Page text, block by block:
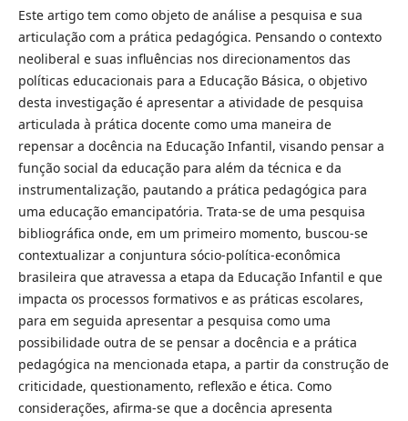
Este artigo tem como objeto de análise a pesquisa e sua
articulação com a prática pedagógica. Pensando o contexto
neoliberal e suas influências nos direcionamentos das
políticas educacionais para a Educação Básica, o objetivo
desta investigação é apresentar a atividade de pesquisa
articulada à prática docente como uma maneira de
repensar a docência na Educação Infantil, visando pensar a
função social da educação para além da técnica e da
instrumentalização, pautando a prática pedagógica para
uma educação emancipatória. Trata-se de uma pesquisa
bibliográfica onde, em um primeiro momento, buscou-se
contextualizar a conjuntura sócio-política-econômica
brasileira que atravessa a etapa da Educação Infantil e que
impacta os processos formativos e as práticas escolares,
para em seguida apresentar a pesquisa como uma
possibilidade outra de se pensar a docência e a prática
pedagógica na mencionada etapa, a partir da construção de
criticidade, questionamento, reflexão e ética. Como
considerações, afirma-se que a docência apresenta